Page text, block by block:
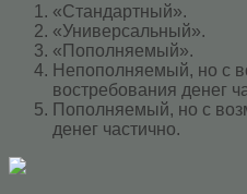
«Стандартный».
«Универсальный».
«Пополняемый».
Непополняемый, но с
востребования денег
Пополняемый, но с
денег частично.